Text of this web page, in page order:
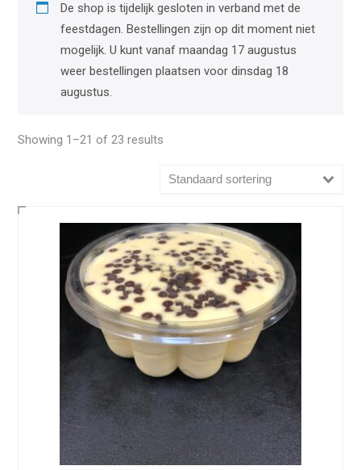
De shop is tijdelijk gesloten in verband met de
feestdagen. Bestellingen zijn op dit moment niet
mogelijk. U kunt vanaf maandag 17 augustus
weer bestellingen plaatsen voor dinsdag 18
augustus.
Showing 1–21 of 23 results
Standaard sortering